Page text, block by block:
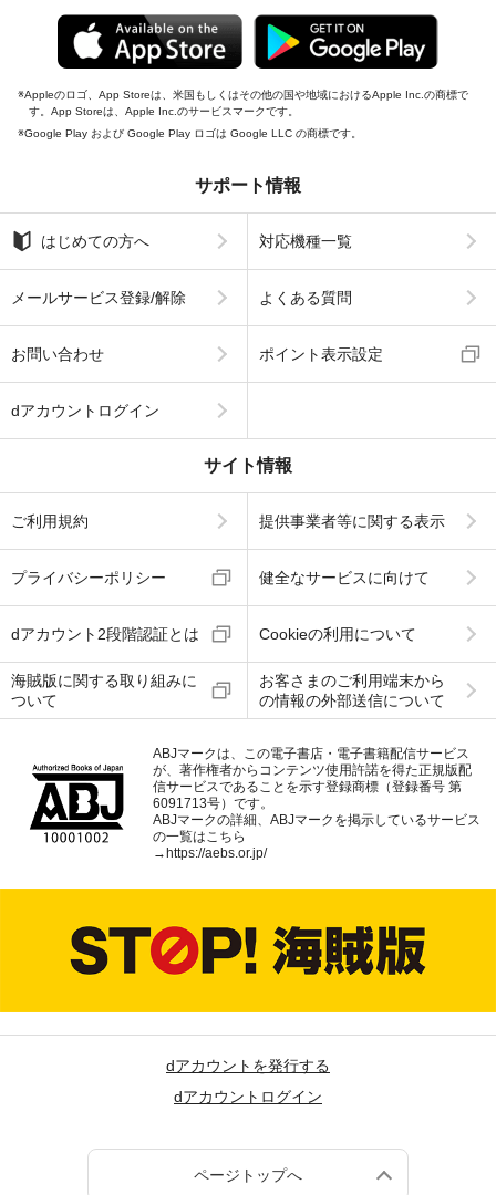
Appleのロゴ、App Storeは、米国もしくはその他の国や地域におけるApple Inc.の商標で
す。App Storeは、Apple Inc.のサービスマークです。
Google Play および Google Play ロゴは Google LLC の商標です。
サポート情報
はじめての方へ 対応機種一覧
メールサービス登録/解除 よくある質問
お問い合わせ ポイント表示設定
dアカウントログイン
サイト情報
ご利用規約 提供事業者等に関する表示
プライバシーポリシー 健全なサービスに向けて
dアカウント2段階認証とは Cookieの利用について
海賊版に関する取り組みに
ついて
お客さまのご利用端末から
の情報の外部送信について
ABJマークは、この電子書店・電子書籍配信サービス
が、著作権者からコンテンツ使用許諾を得た正規版配
信サービスであることを示す登録商標（登録番号 第
6091713号）です。
ABJマークの詳細、ABJマークを掲示しているサービス
の一覧はこちら
→ https://aebs.or.jp/
dアカウントを発行する
dアカウントログイン
ページトップへ